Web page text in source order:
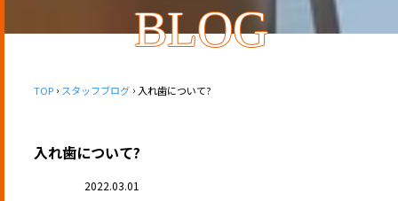
BLOG
TOP スタッフブログ 入れ歯について?
入れ歯について?
2022.03.01